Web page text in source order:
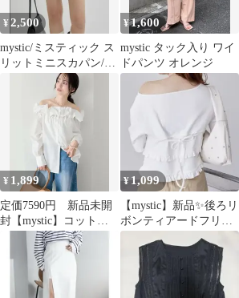
¥2,500
mystic/ミスティック ス
リットミニスカパン/ブ
¥1,600
mystic タック入り ワイ
ドパンツ オレンジ
¥ 1,899
定価7590円 新品未開
封【mystic】コットン
キャンディブラウス
¥1,099
【mystic】新品✨後ろリ
ボンティアードフリル
カットソー ミスティ
ック オフ